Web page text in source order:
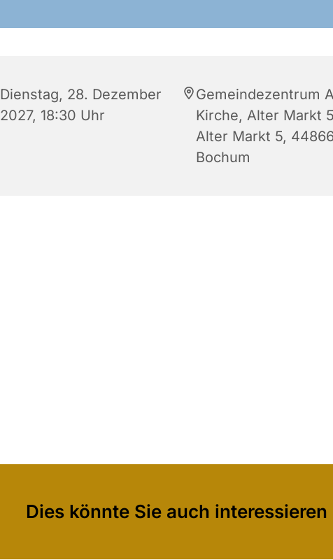
Dienstag, 28. Dezember
2027, 18:30 Uhr
Gemeindezentrum
Kirche, Alter Markt
Alter Markt 5,
Bochum
Dies könnte Sie auch interessieren